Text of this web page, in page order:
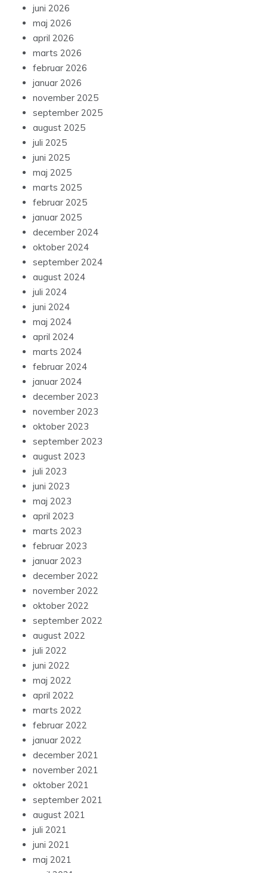
juni 2026
maj 2026
april 2026
marts 2026
februar 2026
januar 2026
november 2025
september 2025
august 2025
juli 2025
juni 2025
maj 2025
marts 2025
februar 2025
januar 2025
december 2024
oktober 2024
september 2024
august 2024
juli 2024
juni 2024
maj 2024
april 2024
marts 2024
februar 2024
januar 2024
december 2023
november 2023
oktober 2023
september 2023
august 2023
juli 2023
juni 2023
maj 2023
april 2023
marts 2023
februar 2023
januar 2023
december 2022
november 2022
oktober 2022
september 2022
august 2022
juli 2022
juni 2022
maj 2022
april 2022
marts 2022
februar 2022
januar 2022
december 2021
november 2021
oktober 2021
september 2021
august 2021
juli 2021
juni 2021
maj 2021